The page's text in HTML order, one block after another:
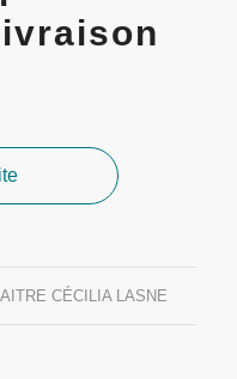
CÉCILIA LASNE